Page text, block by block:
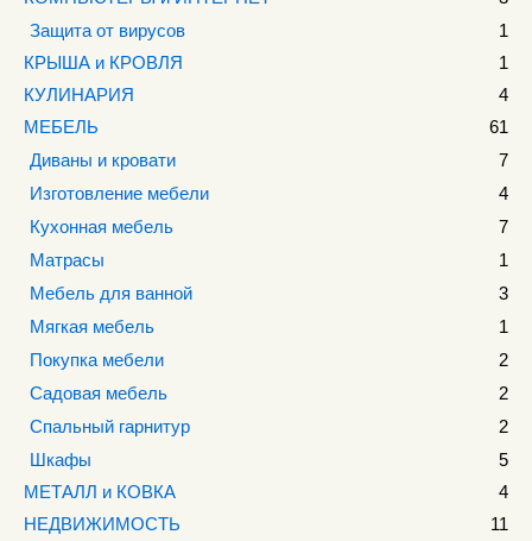
Защита от вирусов
1
КРЫША и КРОВЛЯ
1
КУЛИНАРИЯ
4
МЕБЕЛЬ
61
Диваны и кровати
7
Изготовление мебели
4
Кухонная мебель
7
Матрасы
1
Мебель для ванной
3
Мягкая мебель
1
Покупка мебели
2
Садовая мебель
2
Спальный гарнитур
2
Шкафы
5
МЕТАЛЛ и КОВКА
4
НЕДВИЖИМОСТЬ
11